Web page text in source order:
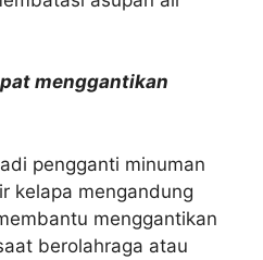
menggantikan
pengganti minuman
kelapa mengandung
menggantikan
berolahraga atau